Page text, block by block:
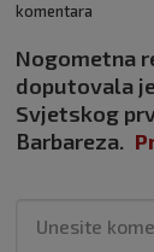
komentara
Nogometna
doputovala
Svjetskog
Barbareza.